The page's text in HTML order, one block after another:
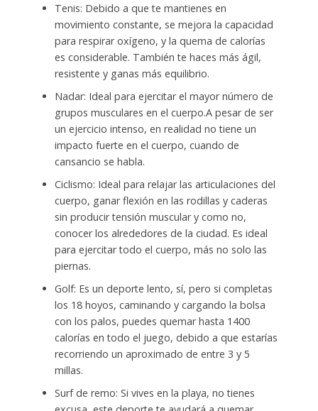
Tenis: Debido a que te mantienes en
movimiento constante, se mejora la capacidad
para respirar oxígeno, y la quema de calorías
es considerable. También te haces más ágil,
resistente y ganas más equilibrio.
Nadar: Ideal para ejercitar el mayor número de
grupos musculares en el cuerpo.A pesar de ser
un ejercicio intenso, en realidad no tiene un
impacto fuerte en el cuerpo, cuando de
cansancio se habla.
Ciclismo: Ideal para relajar las articulaciones del
cuerpo, ganar flexión en las rodillas y caderas
sin producir tensión muscular y como no,
conocer los alrededores de la ciudad. Es ideal
para ejercitar todo el cuerpo, más no solo las
piernas.
Golf: Es un deporte lento, sí, pero si completas
los 18 hoyos, caminando y cargando la bolsa
con los palos, puedes quemar hasta 1400
calorías en todo el juego, debido a que estarías
recorriendo un aproximado de entre 3 y 5
millas.
Surf de remo: Si vives en la playa, no tienes